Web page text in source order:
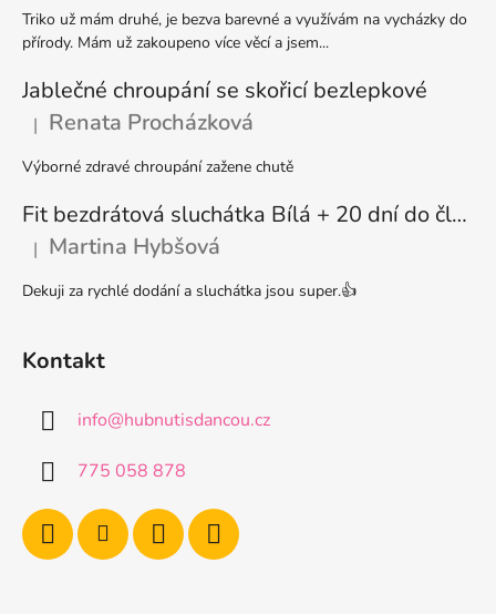
Triko už mám druhé, je bezva barevné a využívám na vycházky do
přírody. Mám už zakoupeno více věcí a jsem...
Jablečné chroupání se skořicí bezlepkové
Hodnocení produktu je 5 z 5 hvězdiček.
| Renata Procházková
Výborné zdravé chroupání zažene chutě
Fit bezdrátová sluchátka Bílá + 20 dní do členství + seznam písniček i audioknih
Hodnocení produktu je 5 z 5 hvězdiček.
| Martina Hybšová
Dekuji za rychlé dodání a sluchátka jsou super.👍
Kontakt
info@hubnutisdancou.cz
775 058 878